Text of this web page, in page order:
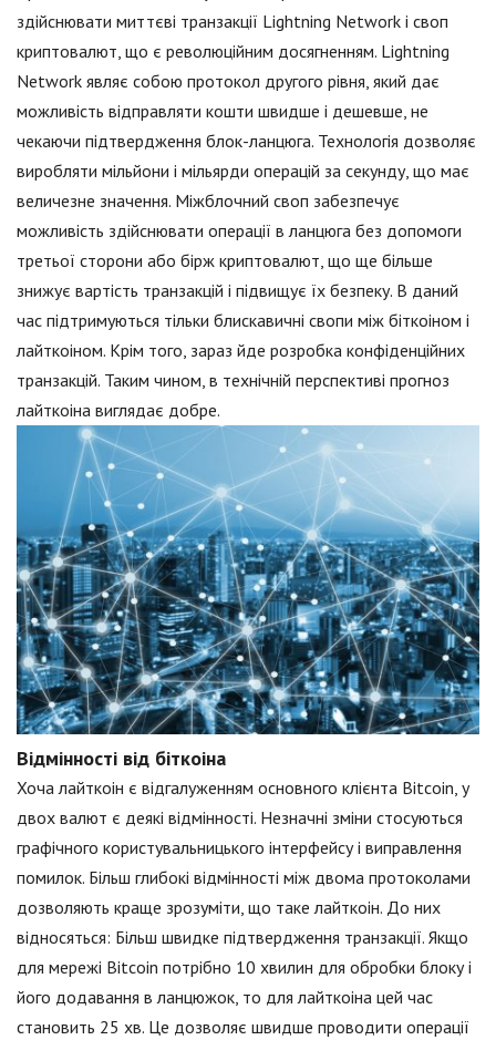
здійснювати миттєві транзакції Lightning Network і своп
криптовалют, що є революційним досягненням. Lightning
Network являє собою протокол другого рівня, який дає
можливість відправляти кошти швидше і дешевше, не
чекаючи підтвердження блок-ланцюга. Технологія дозволяє
виробляти мільйони і мільярди операцій за секунду, що має
величезне значення. Міжблочний своп забезпечує
можливість здійснювати операції в ланцюга без допомоги
третьої сторони або бірж криптовалют, що ще більше
знижує вартість транзакцій і підвищує їх безпеку. В даний
час підтримуються тільки блискавичні свопи між біткоіном і
лайткоіном. Крім того, зараз йде розробка конфіденційних
транзакцій. Таким чином, в технічній перспективі прогноз
лайткоіна виглядає добре.
Відмінності від біткоіна
Хоча лайткоін є відгалуженням основного клієнта Bitcoin, у
двох валют є деякі відмінності. Незначні зміни стосуються
графічного користувальницького інтерфейсу і виправлення
помилок. Більш глибокі відмінності між двома протоколами
дозволяють краще зрозуміти, що таке лайткоін. До них
відносяться: Більш швидке підтвердження транзакції. Якщо
для мережі Bitcoin потрібно 10 хвилин для обробки блоку і
його додавання в ланцюжок, то для лайткоіна цей час
становить 25 хв. Це дозволяє швидше проводити операції